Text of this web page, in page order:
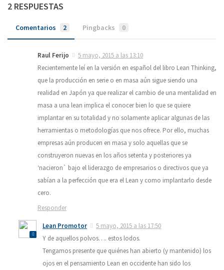
2 RESPUESTAS
Comentarios 2 Pingbacks 0
Raul Ferijo
5 mayo, 2015 a las 13:10
Recientemente leí en la versión en español del libro Lean Thinking,
que la producción en serie o en masa aún sigue siendo una
realidad en Japón ya que realizar el cambio de una mentalidad en
masa a una lean implica el conocer bien lo que se quiere
implantar en su totalidad y no solamente aplicar algunas de las
herramientas o metodologías que nos ofrece. Por ello, muchas
empresas aún producen en masa y solo aquellas que se
construyeron nuevas en los años setenta y posteriores ya
‘nacieron` bajo el liderazgo de empresarios o directivos que ya
sabían a la perfección que era el Lean y como implantarlo desde
cero.
Responder
Lean Promotor
5 mayo, 2015 a las 17:50
Y de aquellos polvos…. estos lodos.
Tengamos presente que quiénes han abierto (y mantenido) los
ojos en el pensamiento Lean en occidente han sido los